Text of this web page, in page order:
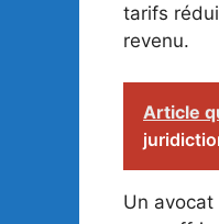
tarifs
revenu.
Article
Un